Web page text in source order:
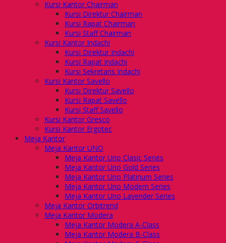
Kursi Kantor Chairman
Kursi Direktur Chairman
Kursi Rapat Chairman
Kursi Staff Chairman
Kursi Kantor Indachi
Kursi Direktur Indachi
Kursi Rapat Indachi
Kursi Sekretaris Indachi
Kursi Kantor Savello
Kursi Direktur Savello
Kursi Rapat Savello
Kursi Staff Savello
Kursi Kantor Gresco
Kursi Kantor Ergotec
Meja Kantor
Meja Kantor UNO
Meja Kantor Uno Clasic Series
Meja Kantor Uno Gold Series
Meja Kantor Uno Platinum Series
Meja Kantor Uno Modern Series
Meja Kantor Uno Lavender Series
Meja Kantor Orbitrend
Meja Kantor Modera
Meja Kantor Modera A-Class
Meja Kantor Modera B-Class